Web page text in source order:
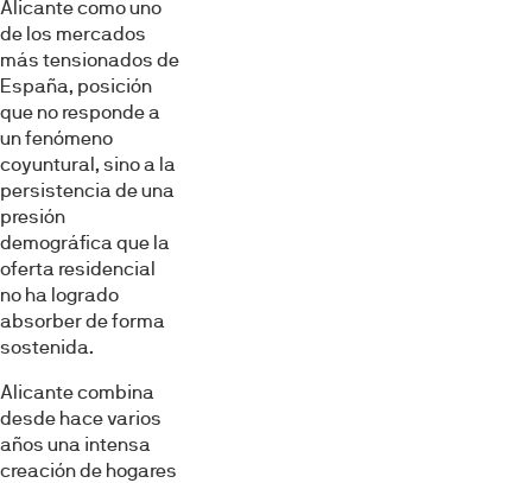
Alicante como uno
de los mercados
más tensionados de
España, posición
que no responde a
un fenómeno
coyuntural, sino a la
persistencia de una
presión
demográfica que la
oferta residencial
no ha logrado
absorber de forma
sostenida.
Alicante combina
desde hace varios
años una intensa
creación de hogares